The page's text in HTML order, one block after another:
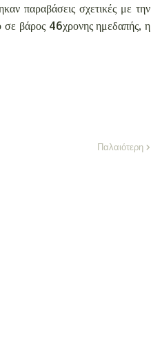
παραβάσεις σχετικές με την
σε βάρος 46χρονης ημεδαπής, η
Παλαιότερη